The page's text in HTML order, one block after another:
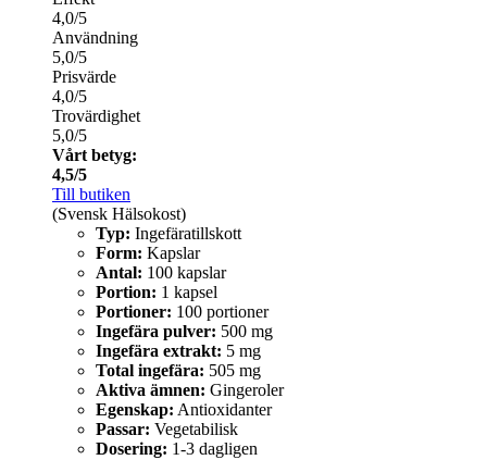
4,0/5
Användning
5,0/5
Prisvärde
4,0/5
Trovärdighet
5,0/5
Vårt betyg:
4,5/5
Till butiken
(Svensk Hälsokost)
Typ: Ingefäratillskott
Form: Kapslar
Antal: 100 kapslar
Portion: 1 kapsel
Portioner: 100 portioner
Ingefära pulver: 500 mg
Ingefära extrakt: 5 mg
Total ingefära: 505 mg
Aktiva ämnen: Gingeroler
Egenskap: Antioxidanter
Passar: Vegetabilisk
Dosering: 1-3 dagligen